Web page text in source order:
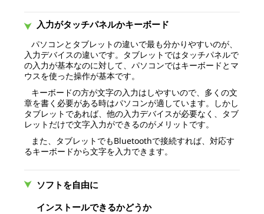
入力がタッチパネルかキーボード
パソコンとタブレットの違いで最も分かりやすいのが、
入力デバイスの違いです。タブレットではタッチパネルで
の入力が基本なのに対して、パソコンではキーボードとマ
ウスを使った操作が基本です。
キーボードの方が文字の入力はしやすいので、多くの文
章を書く必要がある時はパソコンが適しています。しかし
タブレットであれば、他の入力デバイスが必要なく、タブ
レットだけで文字入力ができるのがメリットです。
また、タブレットでもBluetoothで接続すれば、対応す
るキーボードから文字を入力できます。
ソフトを自由に
インストールできるかどうか